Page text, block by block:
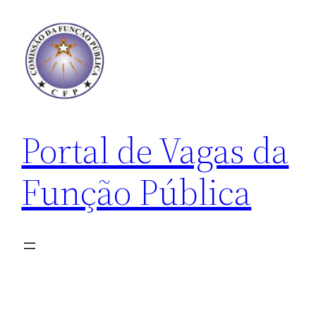
conteúdo
Portal de Vagas da
Função Pública